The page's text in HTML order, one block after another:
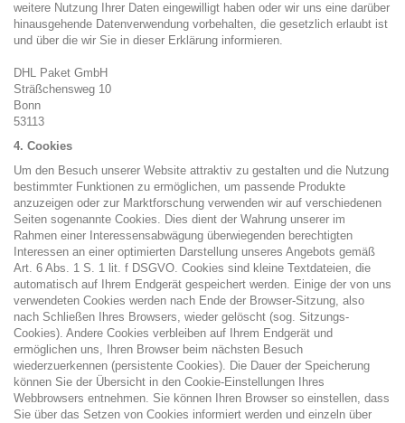
weitere Nutzung Ihrer Daten eingewilligt haben oder wir uns eine darüber
hinausgehende Datenverwendung vorbehalten, die gesetzlich erlaubt ist
und über die wir Sie in dieser Erklärung informieren.
DHL Paket GmbH
Sträßchensweg 10
Bonn
53113
4. Cookies
Um den Besuch unserer Website attraktiv zu gestalten und die Nutzung
bestimmter Funktionen zu ermöglichen, um passende Produkte
anzuzeigen oder zur Marktforschung verwenden wir auf verschiedenen
Seiten sogenannte Cookies. Dies dient der Wahrung unserer im
Rahmen einer Interessensabwägung überwiegenden berechtigten
Interessen an einer optimierten Darstellung unseres Angebots gemäß
Art. 6 Abs. 1 S. 1 lit. f DSGVO. Cookies sind kleine Textdateien, die
automatisch auf Ihrem Endgerät gespeichert werden. Einige der von uns
verwendeten Cookies werden nach Ende der Browser-Sitzung, also
nach Schließen Ihres Browsers, wieder gelöscht (sog. Sitzungs-
Cookies). Andere Cookies verbleiben auf Ihrem Endgerät und
ermöglichen uns, Ihren Browser beim nächsten Besuch
wiederzuerkennen (persistente Cookies). Die Dauer der Speicherung
können Sie der Übersicht in den Cookie-Einstellungen Ihres
Webbrowsers entnehmen. Sie können Ihren Browser so einstellen, dass
Sie über das Setzen von Cookies informiert werden und einzeln über